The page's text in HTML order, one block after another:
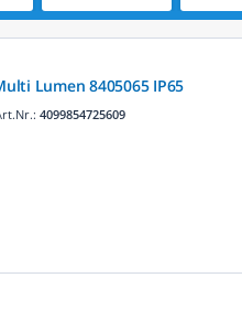
Lumen 8405065 IP65
4099854725609